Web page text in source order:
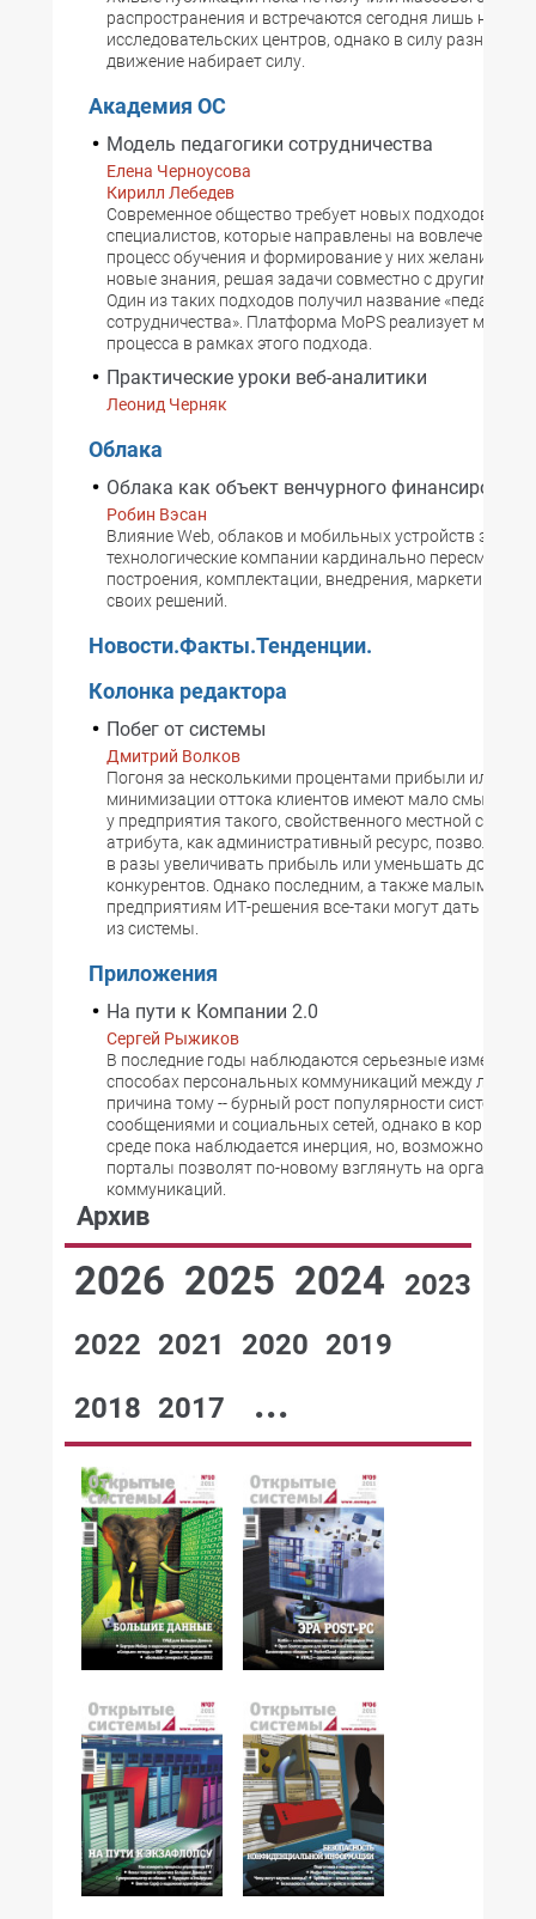
распространения и встречаются сегодня лишь на
исследовательских центров, однако в силу разных
движение набирает силу.
Академия ОС
Модель педагогики сотрудничества
Елена Черноусова
Кирилл Лебедев
Современное общество требует новых подходов к
специалистов, которые направлены на вовлечение
процесс обучения и формирование у них желания
новые знания, решая задачи совместно с другими
Один из таких подходов получил название
сотрудничества». Платформа MoPS реализует модель
процесса в рамках этого подхода.
Практические уроки веб-аналитики
Леонид Черняк
Облака
Облака как объект венчурного
Робин Вэсан
Влияние Web, облаков и мобильных устройств
технологические компании кардинально
построения, комплектации, внедрения, маркетинга и
своих решений.
Новости.Факты.Тенденции.
Колонка редактора
Побег от системы
Дмитрий Волков
Погоня за несколькими процентами прибыли или
минимизации оттока клиентов имеют мало смысла
у предприятия такого, свойственного местной
атрибута, как административный ресурс,
в разы увеличивать прибыль или уменьшать доходы
конкурентов. Однако последним, а также малым и
предприятиям ИТ-решения все-таки могут дать шанс
из системы.
Приложения
На пути к Компании 2.0
Сергей Рыжиков
В последние годы наблюдаются серьезные
способах персональных коммуникаций между
причина тому -- бурный рост популярности систем
сообщениями и социальных сетей, однако в
среде пока наблюдается инерция, но, возможно,
порталы позволят по-новому взглянуть на
коммуникаций.
Архив
2026 2025 2024
2023
2022 2021 2020 2019
2018 2017 ...
№10,2011 №09,2011
№07,2011 №06,2011